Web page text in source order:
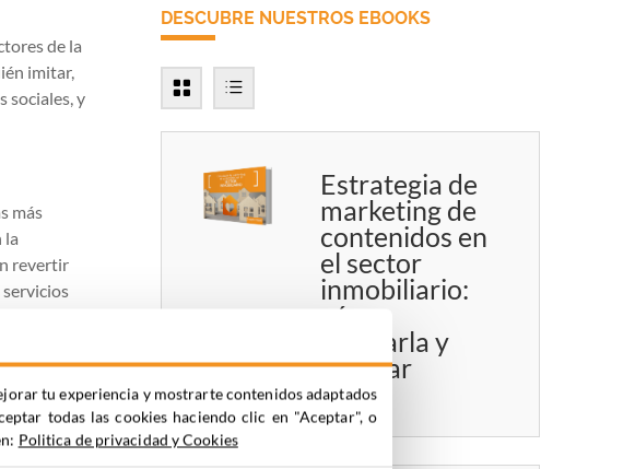
de la
imitar,
sociales, y
más
la
revertir
servicios
se
de
que hay
DESCUBRE NUESTROS EBOOKS
Estrategia de
marketing de
contenidos en
el sector
inmobiliario:
cómo
diseñarla y
triunfar
tu experiencia y mostrarte contenidos adaptados
todas las cookies haciendo clic en "Aceptar", o
Politica de privacidad y Cookies